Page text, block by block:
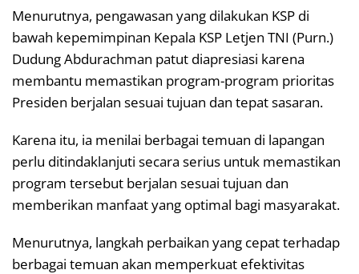
Menurutnya, pengawasan yang dilakukan KSP di
bawah kepemimpinan Kepala KSP Letjen TNI (Purn.)
Dudung Abdurachman patut diapresiasi karena
membantu memastikan program-program prioritas
Presiden berjalan sesuai tujuan dan tepat sasaran.
Karena itu, ia menilai berbagai temuan di lapangan
perlu ditindaklanjuti secara serius untuk memastikan
program tersebut berjalan sesuai tujuan dan
memberikan manfaat yang optimal bagi masyarakat.
Menurutnya, langkah perbaikan yang cepat terhadap
berbagai temuan akan memperkuat efektivitas